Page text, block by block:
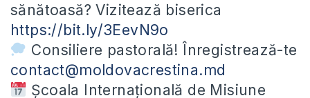
sănătoasă? Vizitează biserica
https://bit.ly/3EevN9o
Consiliere pastorală! Înregistrează-te
contact@moldovacrestina.md
Școala Internațională de Misiune